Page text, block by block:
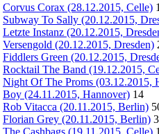
Corvus Corax (28.12.2015, Celle)
Subway To Sally (20.12.2015,
Letzte Instanz (20.12.2015,
Versengold (20.12.2015, Dresden)
Fiddlers Green (20.12.2015,
Rocktail The Band (19.12.2015,
Night Of The Proms (03.12.2015,
Boy (24.11.2015, Hannover) 14
Rob Vitacca (20.11.2015, Berlin)
Florian Grey (20.11.2015, Berlin)
The Cashbags (19.11.2015, Celle)